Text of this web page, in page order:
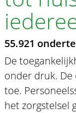
55.921
De
onder druk. De
toe.
het zorgstelsel